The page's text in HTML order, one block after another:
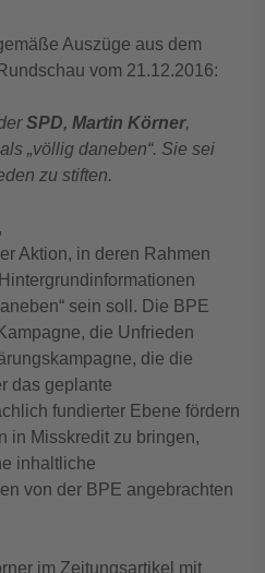
Auszüge aus dem
vom 21.12.2016:
SPD, Martin Körner,
„völlig daneben“. Sie sei
zu stiften.
Aktion, in deren Rahmen
sein soll. Die BPE
die Unfrieden
die die
das geplante
fundierter Ebene fördern
in Misskredit zu bringen,
inhaltliche
von der BPE angebrachten
im Zeitungsartikel mit